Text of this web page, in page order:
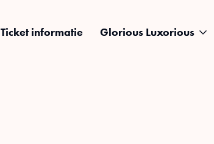
Ticket informatie Glorious Luxorious